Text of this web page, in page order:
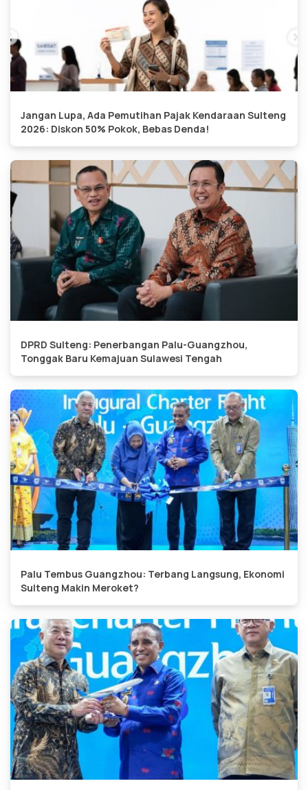
Jangan Lupa, Ada Pemutihan Pajak Kendaraan Sulteng
2026: Diskon 50% Pokok, Bebas Denda!
DPRD Sulteng: Penerbangan Palu-Guangzhou,
Tonggak Baru Kemajuan Sulawesi Tengah
Palu Tembus Guangzhou: Terbang Langsung, Ekonomi
Sulteng Makin Meroket?